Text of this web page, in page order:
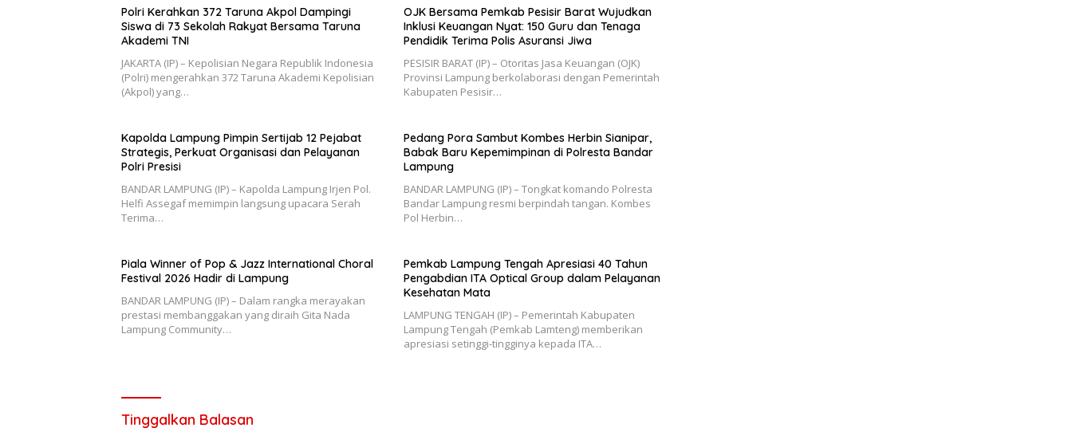
Polri Kerahkan 372 Taruna Akpol Dampingi
Siswa di 73 Sekolah Rakyat Bersama Taruna
Akademi TNI
JAKARTA (IP) – Kepolisian Negara Republik Indonesia
(Polri) mengerahkan 372 Taruna Akademi Kepolisian
(Akpol) yang…
OJK Bersama Pemkab Pesisir Barat Wujudkan
Inklusi Keuangan Nyat: 150 Guru dan Tenaga
Pendidik Terima Polis Asuransi Jiwa
PESISIR BARAT (IP) – Otoritas Jasa Keuangan (OJK)
Provinsi Lampung berkolaborasi dengan Pemerintah
Kabupaten Pesisir…
Kapolda Lampung Pimpin Sertijab 12 Pejabat
Strategis, Perkuat Organisasi dan Pelayanan
Polri Presisi
BANDAR LAMPUNG (IP) – Kapolda Lampung Irjen Pol.
Helfi Assegaf memimpin langsung upacara Serah
Terima…
Pedang Pora Sambut Kombes Herbin Sianipar,
Babak Baru Kepemimpinan di Polresta Bandar
Lampung
BANDAR LAMPUNG (IP) – Tongkat komando Polresta
Bandar Lampung resmi berpindah tangan. Kombes
Pol Herbin…
Piala Winner of Pop & Jazz International Choral
Festival 2026 Hadir di Lampung
BANDAR LAMPUNG (IP) – Dalam rangka merayakan
prestasi membanggakan yang diraih Gita Nada
Lampung Community…
Pemkab Lampung Tengah Apresiasi 40 Tahun
Pengabdian ITA Optical Group dalam Pelayanan
Kesehatan Mata
LAMPUNG TENGAH (IP) – Pemerintah Kabupaten
Lampung Tengah (Pemkab Lamteng) memberikan
apresiasi setinggi-tingginya kepada ITA…
Tinggalkan Balasan